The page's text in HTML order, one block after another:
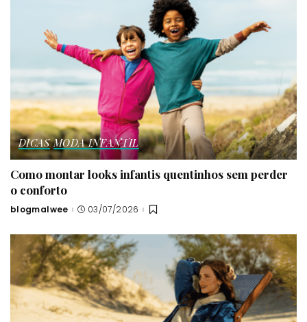
DICAS MODA INFANTIL
Como montar looks infantis quentinhos sem perder
o conforto
Posted
blogmalwee 03/07/2026